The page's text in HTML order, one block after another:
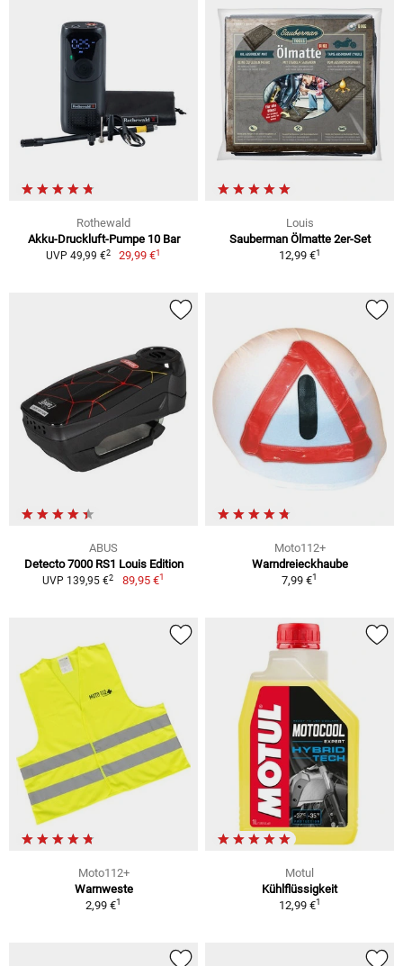
Rothewald
Akku-Druckluft-Pumpe 10 Bar
UVP 49,99 €2 29,99 €1
Louis
Sauberman Ölmatte 2er-Set
12,99 €1
ABUS
Detecto 7000 RS1 Louis Edition
UVP 139,95 €2 89,95 €1
Moto112+
Warndreieckhaube
7,99 €1
Moto112+
Warnweste
2,99 €1
Motul
Kühlflüssigkeit
12,99 €1